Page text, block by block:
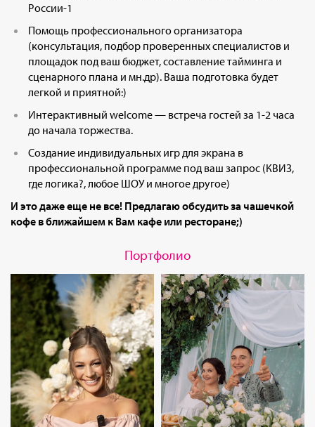
России-1
Помощь профессионального организатора
(консультация, подбор проверенных специалистов и
площадок под ваш бюджет, составление тайминга и
сценарного плана и мн.др). Ваша подготовка будет
легкой и приятной:)
Интерактивный welcome — встреча гостей за 1-2 часа
до начала торжества.
Создание индивидуальных игр для экрана в
профессиональной программе под ваш запрос (КВИЗ,
где логика?, любое ШОУ и многое другое)
И это даже еще не все! Предлагаю обсудить за чашечкой
кофе в ближайшем к Вам кафе или ресторане;)
Портфолио